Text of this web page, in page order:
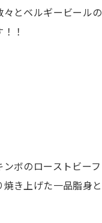
とベルギービール
！
ボのローストビー
焼き上げた一品脂身